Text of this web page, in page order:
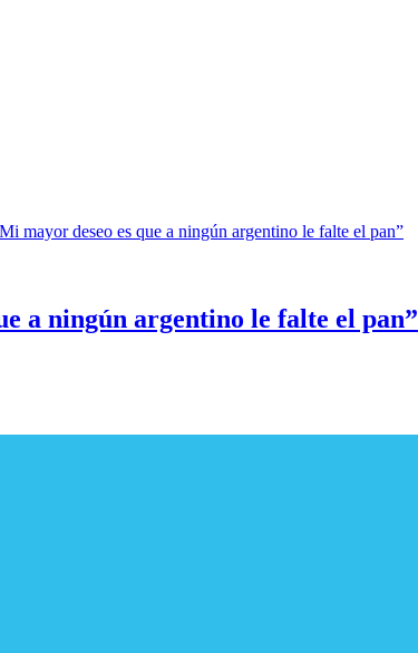
a ningún argentino le falte el pan”